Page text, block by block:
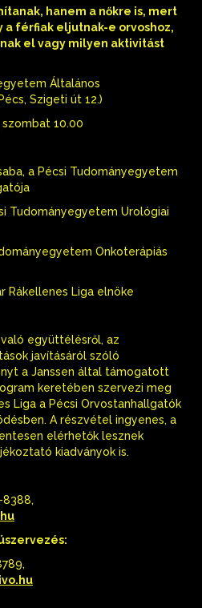
hanem a nőkre is, mert
a férfiak eljutnak-e orvoshoz,
el vagy milyen aktivitást
Általános
Szigeti út 12.)
szombat 10.00
a Pécsi Tudományegyetem
Tudományegyetem Urológiai
Onkoterápiás
Rákellenes Liga elnöke
együttélésről, az
javításáról szóló
a Janssen által támogatott
keretében szervezi meg
Liga a Pécsi Orvostanhallgatók
A részvétel ingyenes, a
elérhetők lesznek
kiadványok is.